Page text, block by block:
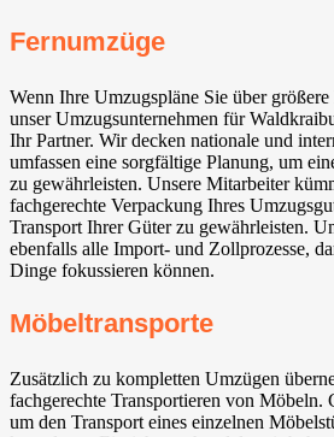
Fernumzüge
Wenn Ihre Umzugspläne Sie über
unser Umzugsunternehmen für
Ihr Partner. Wir decken nationale und
umfassen eine sorgfältige Planung, um
zu gewährleisten. Unsere Mitarbeiter
fachgerechte Verpackung Ihres
Transport Ihrer Güter zu gewährleisten.
ebenfalls alle Import- und Zollprozesse,
Dinge fokussieren können.
Möbeltransporte
Zusätzlich zu kompletten Umzügen
fachgerechte Transportieren von Möbeln.
um den Transport eines einzelnen